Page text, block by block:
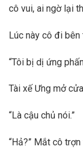
cô vui, ai ngờ lại
Lúc này cô đi
“Tôi bị dị ứng
Tài xế Ưng mở
“Là cậu chủ nói.”
“Hả?” Mắt cô